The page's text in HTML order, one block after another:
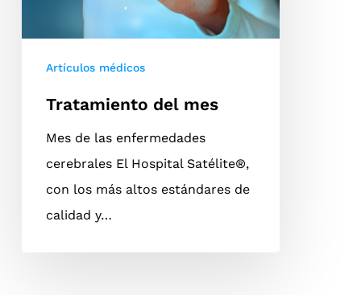
Artículos médicos
Tratamiento del mes
Mes de las enfermedades
cerebrales El Hospital Satélite®,
con los más altos estándares de
calidad y…